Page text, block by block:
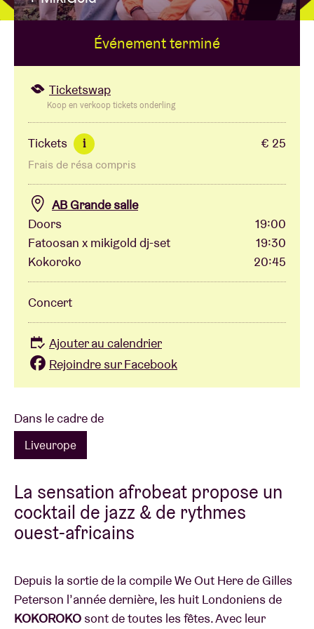
Location de salles
BRDCST
Chèque-concert
À propos de l'AB
Contact
Dans le cadre de
Liveurope
La sensation afrobeat propose un
cocktail de jazz & de rythmes
ouest-africains
Depuis la sortie de la compile We Out Here de Gilles
Peterson l’année dernière, les huit Londoniens de
KOKOROKO sont de toutes les fêtes. Avec leur
Événement terminé
Ticketswap
Koop en verkoop tickets onderling
Tickets i € 25
Frais de résa compris
AB Grande salle
Doors
19:00
Fatoosan x mikigold dj-set
19:30
Kokoroko
20:45
Concert
Ajouter au calendrier
Rejoindre sur Facebook